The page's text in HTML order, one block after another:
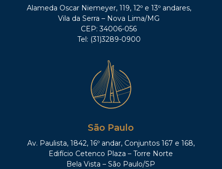
Alameda Oscar Niemeyer, 119, 12º e 13º andares,
Vila da Serra – Nova Lima/MG
CEP: 34006-056
Tel: (31)3289-0900
São Paulo
Av. Paulista, 1842, 16º andar, Conjuntos 167 e 168,
Edifício Cetenco Plaza – Torre Norte
Bela Vista – São Paulo/SP